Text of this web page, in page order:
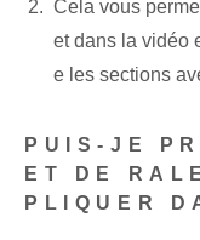
Cela vous
et dans la vidéo
e les sections
PUIS-JE
ET DE
PLIQUER